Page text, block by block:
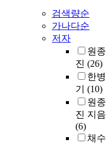
검색량순
가나다순
저자
원종
진 (26)
한병
기 (10)
원종
진 지음
(6)
채수